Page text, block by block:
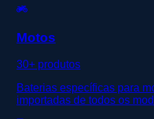
Motos
30+ produtos
Baterias específicas para
importadas de todos os